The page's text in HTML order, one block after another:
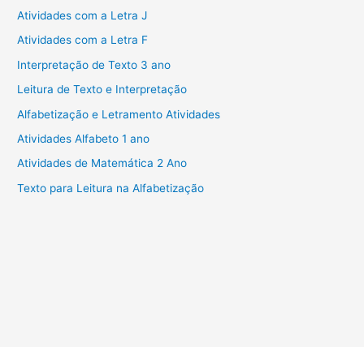
Atividades com a Letra J
Atividades com a Letra F
Interpretação de Texto 3 ano
Leitura de Texto e Interpretação
Alfabetização e Letramento Atividades
Atividades Alfabeto 1 ano
Atividades de Matemática 2 Ano
Texto para Leitura na Alfabetização